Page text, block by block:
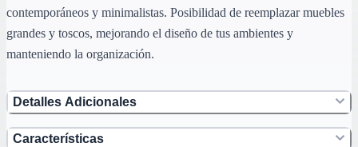
contemporáneos y minimalistas. Posibilidad de reemplazar muebles
grandes y toscos, mejorando el diseño de tus ambientes y
manteniendo la organización.
Detalles Adicionales
Características